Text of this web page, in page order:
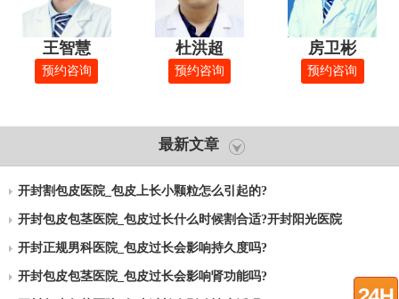
王智慧
预约咨询
杜洪超
预约咨询
房卫彬
预约咨询
最新文章
开封割包皮医院_包皮上长小颗粒怎么引起的?
开封包皮包茎医院_包皮过长什么时候割合适?开封阳光医院
开封正规男科医院_包皮过长会影响持久度吗?
开封包皮包茎医院_包皮过长会影响肾功能吗?